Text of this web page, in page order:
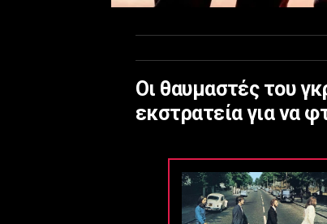
Οι θαυμαστές του
εκστρατεία για να